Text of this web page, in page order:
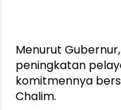
Menurut Gubernur,
peningkatan
komitmennya
Chalim.